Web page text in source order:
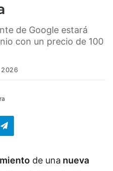
de Google estará
con un precio de 100
2026
de una nueva